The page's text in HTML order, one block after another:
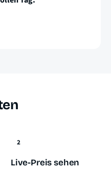
2
Live-Preis sehen